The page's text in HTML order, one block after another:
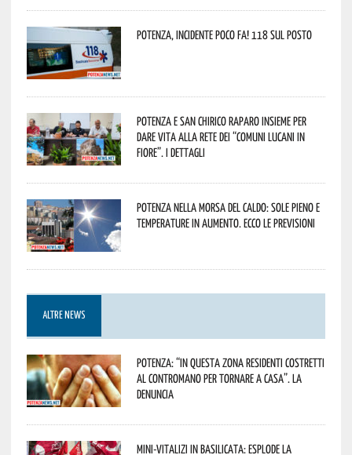
Potenza, incidente poco fa! 118 sul posto
Potenza e San Chirico Raparo insieme per
dare vita alla rete dei “Comuni Lucani in
Fiore”. I dettagli
Potenza nella morsa del caldo: sole pieno e
temperature in aumento. Ecco le previsioni
ALTRE NEWS
Potenza: “In questa zona residenti costretti
al contromano per tornare a casa”. La
denuncia
Mini-vitalizi in Basilicata: esplode la